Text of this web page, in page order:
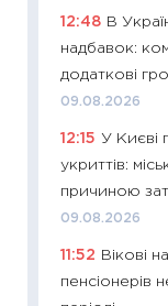
12:48 В
надбавок:
додаткові
09.08.2026
12:15 У Києві
укриттів:
причиною
09.08.2026
11:52
Вікові
пенсіонерів